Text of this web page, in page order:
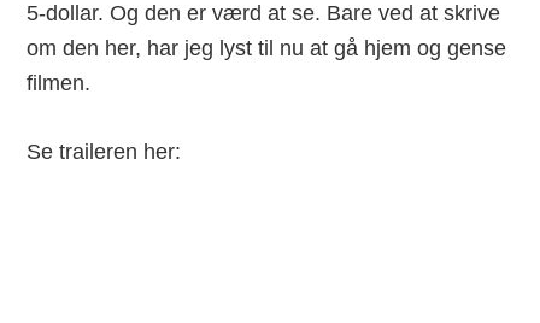
5-dollar. Og den er værd at se. Bare ved at skrive
om den her, har jeg lyst til nu at gå hjem og gense
filmen.
Se traileren her: